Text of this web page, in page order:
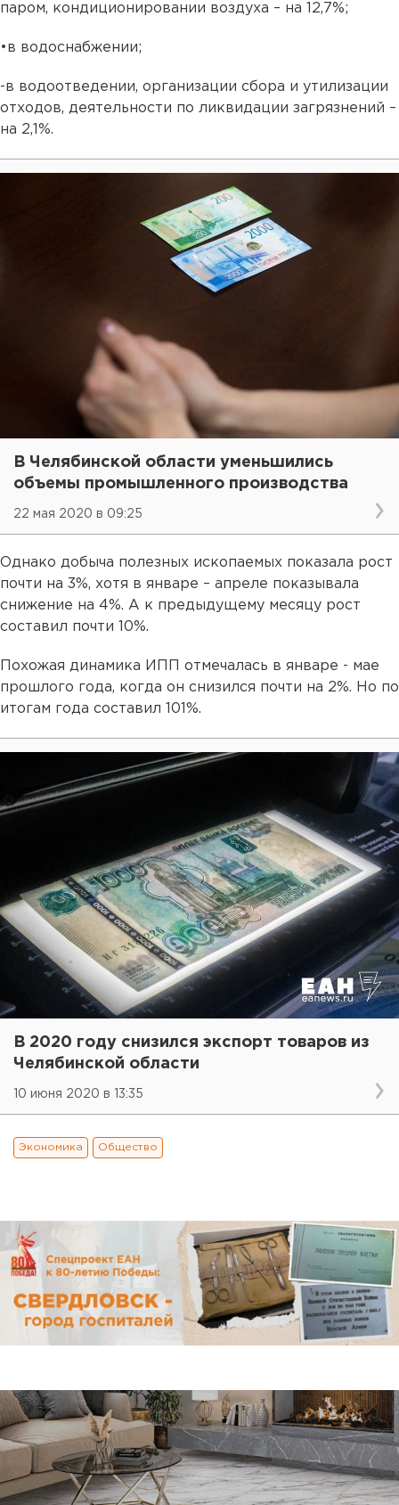
паром, кондиционировании воздуха – на 12,7%;
•в водоснабжении;
-в водоотведении, организации сбора и утилизации
отходов, деятельности по ликвидации загрязнений –
на 2,1%.
В Челябинской области уменьшились
объемы промышленного производства
22 мая 2020 в 09:25
Однако добыча полезных ископаемых показала рост
почти на 3%, хотя в январе – апреле показывала
снижение на 4%. А к предыдущему месяцу рост
составил почти 10%.
Похожая динамика ИПП отмечалась в январе - мае
прошлого года, когда он снизился почти на 2%. Но по
итогам года составил 101%.
В 2020 году снизился экспорт товаров из
Челябинской области
10 июня 2020 в 13:35
Экономика Общество